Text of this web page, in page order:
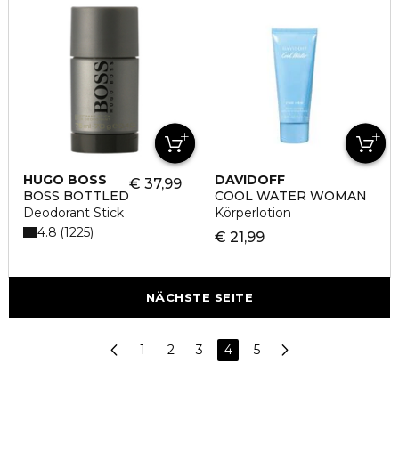
HUGO BOSS
BOSS BOTTLED
Deodorant Stick
€ 37,99
4.8 1225
DAVIDOFF
COOL WATER WOMAN
Körperlotion
€ 21,99
NÄCHSTE SEITE
1 2 3 4 5